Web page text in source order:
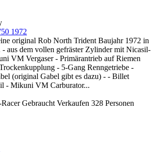
1972
original Rob North Trident Baujahr 1972 in
- aus dem vollen gefräster Zylinder mit Nicasil-
VM Vergaser - Primärantrieb auf Riemen
- 5-Gang Renngetriebe -
(original Gabel gibt es dazu) - - Billet
- Mikuni VM Carburator...
Gebraucht Verkaufen 328 Personen